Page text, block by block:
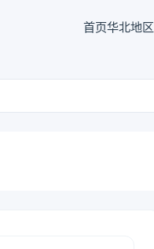
首页华北地区